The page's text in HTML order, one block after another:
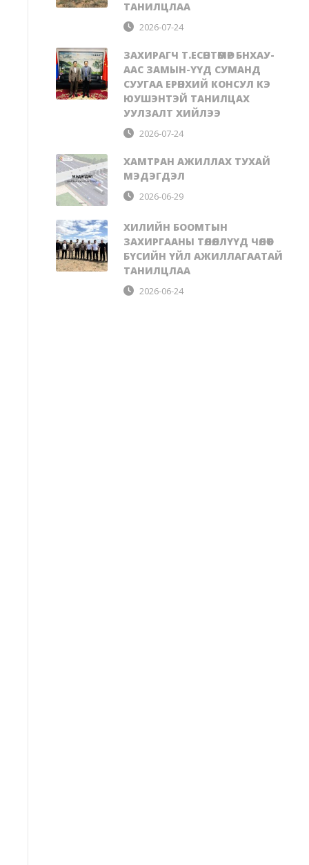
ТАНИЛЦЛАА
2026-07-24
ЗАХИРАГЧ Т.ЕСӨНТӨМӨР БНХАУ-
ААС ЗАМЫН-ҮҮД СУМАНД
СУУГАА ЕРӨНХИЙ КОНСУЛ КЭ
ЮУШЭНТЭЙ ТАНИЛЦАХ
УУЛЗАЛТ ХИЙЛЭЭ
2026-07-24
ХАМТРАН АЖИЛЛАХ ТУХАЙ
МЭДЭГДЭЛ
2026-06-29
ХИЛИЙН БООМТЫН
ЗАХИРГААНЫ ТӨЛӨӨЛЛҮҮД ЧӨЛӨӨТ
БҮСИЙН ҮЙЛ АЖИЛЛАГААТАЙ
ТАНИЛЦЛАА
2026-06-24